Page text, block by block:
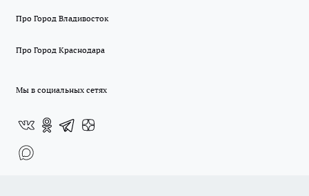
Про Город Владивосток
Про Город Краснодара
Мы в социальных сетях